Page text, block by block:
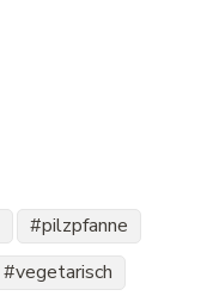
pilzpfanne
vegetarisch